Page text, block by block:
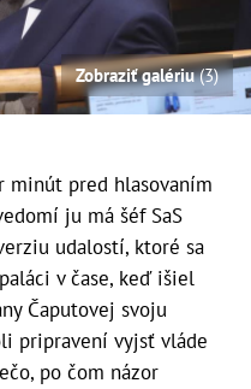
Zobraziť galériu(3)
minút pred hlasovaním
ju má šéf SaS
udalostí, ktoré sa
v čase, keď išiel
Čaputovej svoju
pripravení vyjsť vláde
po čom názor